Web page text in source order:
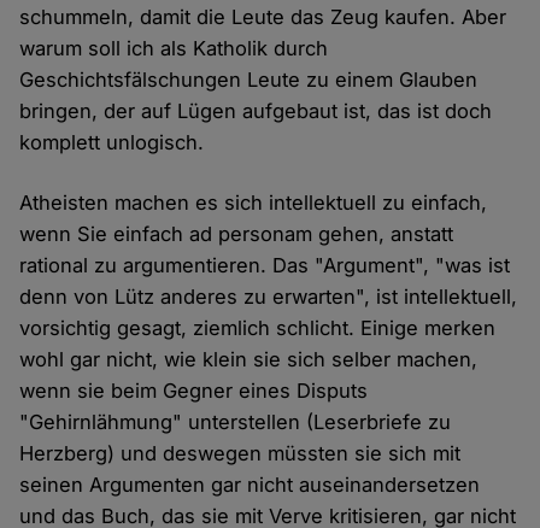
schummeln, damit die Leute das Zeug kaufen. Aber
warum soll ich als Katholik durch
Geschichtsfälschungen Leute zu einem Glauben
bringen, der auf Lügen aufgebaut ist, das ist doch
komplett unlogisch.
Atheisten machen es sich intellektuell zu einfach,
wenn Sie einfach ad personam gehen, anstatt
rational zu argumentieren. Das "Argument", "was ist
denn von Lütz anderes zu erwarten", ist intellektuell,
vorsichtig gesagt, ziemlich schlicht. Einige merken
wohl gar nicht, wie klein sie sich selber machen,
wenn sie beim Gegner eines Disputs
"Gehirnlähmung" unterstellen (Leserbriefe zu
Herzberg) und deswegen müssten sie sich mit
seinen Argumenten gar nicht auseinandersetzen
und das Buch, das sie mit Verve kritisieren, gar nicht